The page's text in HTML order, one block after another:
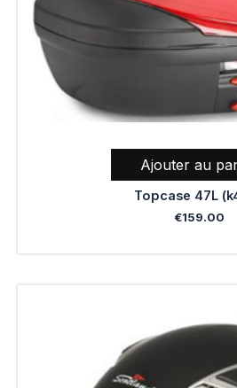
Topcase 47L
€159.00
Ajouter au